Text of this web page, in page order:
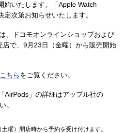
始いたします。「Apple Watch
次第お知らせいたします。
、ドコモオンラインショップおよび
で、9月23日（金曜）から販売開始
こちらをご覧ください。
AirPods」の詳細はアップル社の
。
曜）開店時から予約を受け付けます。